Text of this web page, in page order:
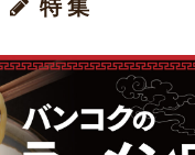
特集